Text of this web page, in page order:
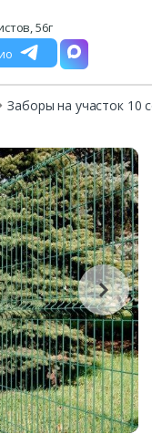
56г
Заборы на участок 10